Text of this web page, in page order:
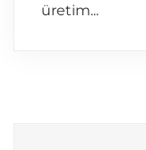
üretim...